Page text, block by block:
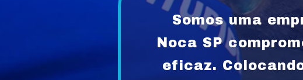
Somos uma
Noca SP
eficaz.